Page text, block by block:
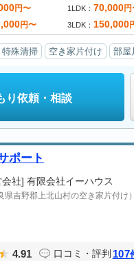
円〜 1LDK 70,000
円〜 3LDK 150,000
特殊清掃 空き家片付け 部屋
り依頼・相談
ポート
会社] 有限会社イーハウス
県吉野郡上北山村の空き家片付け）
4.91 口コミ・評判 107